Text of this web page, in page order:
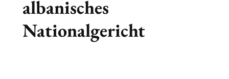
albanisches
Nationalgericht